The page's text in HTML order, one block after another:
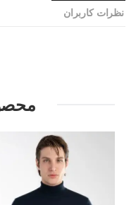
نظرات کاربران